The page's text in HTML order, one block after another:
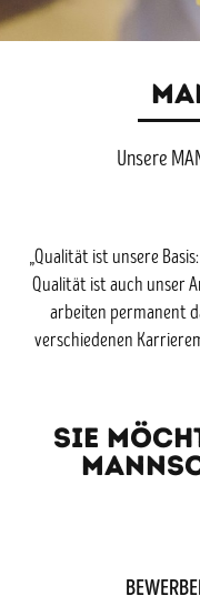
Unsere
„Qualität ist unsere
Qualität ist auch unser
arbeiten permanent
verschiedenen
Sie